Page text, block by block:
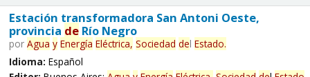
Estación transformadora San Antoni Oeste,
provincia deRío Negro
por Agua y Energía Eléctrica, Sociedad del Estado.
Idioma: Español